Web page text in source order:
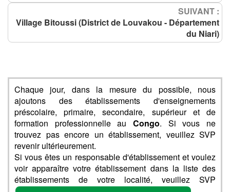
SUIVANT :
Village Bitoussi (District de Louvakou - Département
du Niari)
Chaque jour, dans la mesure du possible, nous
ajoutons des établissements d'enseignements
préscolaire, primaire, secondaire, supérieur et de
formation professionnelle au Congo. Si vous ne
trouvez pas encore un établissement, veuillez SVP
revenir ultérieurement.
Si vous êtes un responsable d'établissement et voulez
voir apparaître votre établissement dans la liste des
établissements de votre localité, veuillez SVP